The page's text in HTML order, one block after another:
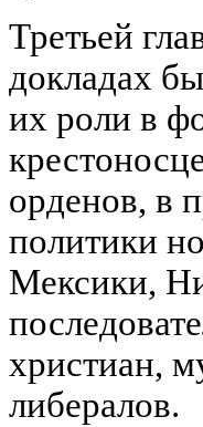
Третьей
докладах
их роли в
орденов, в
политики
Мексики,
христиан,
либералов.